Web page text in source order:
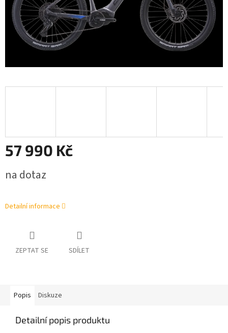
57 990 Kč
cena:
na dotaz
Detailní informace
ZEPTAT SE SDÍLET
Popis Diskuze
Detailní popis produktu